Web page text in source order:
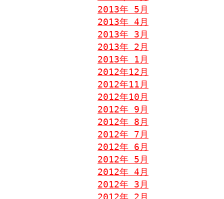
2013年 5月
2013年 4月
2013年 3月
2013年 2月
2013年 1月
2012年12月
2012年11月
2012年10月
2012年 9月
2012年 8月
2012年 7月
2012年 6月
2012年 5月
2012年 4月
2012年 3月
2012年 2月